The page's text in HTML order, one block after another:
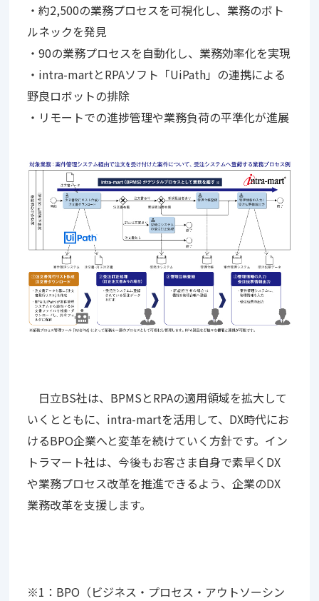
・約2,500の業務プロセスを可視化し、業務のボト
ルネックを発見
・90の業務プロセスを自動化し、業務効率化を実現
・intra-martとRPAソフト「UiPath」の連携による
野良ロボットの排除
・リモートでの進捗管理や業務負荷の平準化が進展
日立BS社は、BPMSとRPAの適用領域を拡大して
いくとともに、intra-martを活用して、DX時代にお
けるBPO企業へと変革を続けていく方針です。イン
トラマート社は、今後もお客さま自身で素早くDX
や業務プロセス改革を推進できるよう、企業のDX
業務改革を支援します。
※1：BPO（ビジネス・プロセス・アウトソーシン